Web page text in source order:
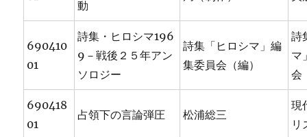
動
690410
01
詩集・ヒロシマ196
9－戦後２５年アン
ソロジー
詩集「ヒロシマ」編
集委員会（編）
詩
マ
会
690418
01
占領下の言論弾圧 松浦総三
現
リ